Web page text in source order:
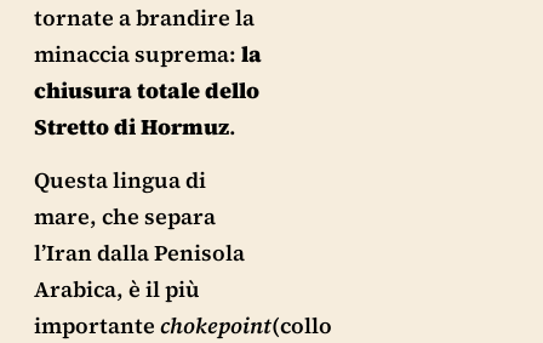
tornate a brandire la
minaccia suprema: la
chiusura totale dello
Stretto di Hormuz.
Questa lingua di
mare, che separa
l’Iran dalla Penisola
Arabica, è il più
importante chokepoint(collo